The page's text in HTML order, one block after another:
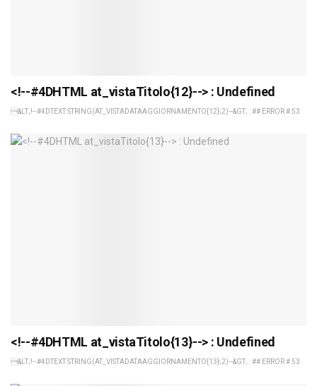
<!--#4DHTML at_vistaTitolo{12}--> : Undefined
&LT;!--#4DTEXT STRING(AT_VISTADATAAGGIORNAMENTO{12};2)--&GT; : ## ERROR # 53
<!--#4DHTML at_vistaTitolo{13}--> : Undefined
&LT;!--#4DTEXT STRING(AT_VISTADATAAGGIORNAMENTO{13};2)--&GT; : ## ERROR # 53